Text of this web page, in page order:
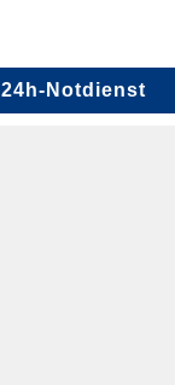
24h-Notdienst